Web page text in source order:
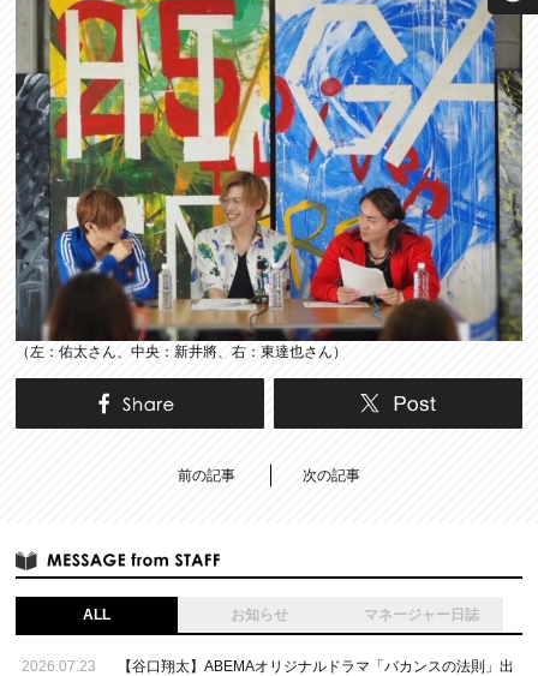
（左：佑太さん、中央：新井將、右：東達也さん）
前の記事 次の記事
ALL お知らせ マネージャー日誌
2026.07.23
【谷口翔太】ABEMAオリジナルドラマ「バカンスの法則」出